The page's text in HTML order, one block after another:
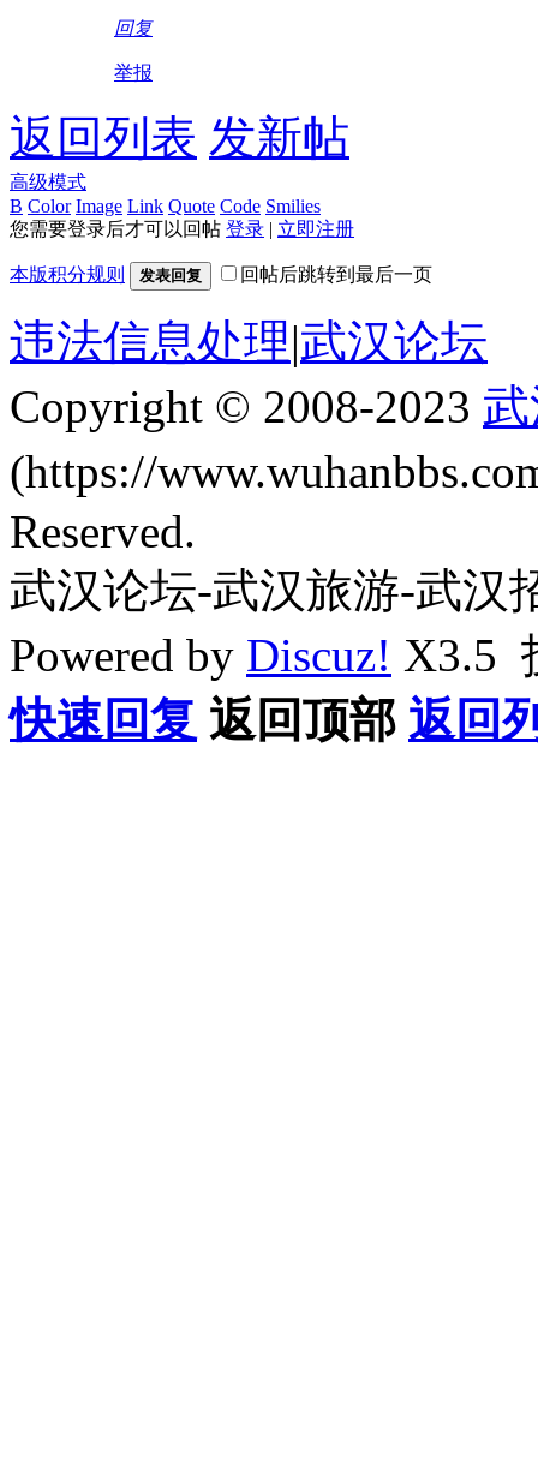
回复
举报
返回列表 发新帖
高级模式
B Color Image Link Quote Code Smilies
您需要登录后才可以回帖 登录 | 立即注册
本版积分规则 发表回复 回帖后跳转到最后一页
违法信息处理|武汉论坛
Copyright © 2008-2023
(https://
Reserved.
武汉论坛-武汉旅游-武汉
Powered by Discuz! X3.5
快速回复 返回顶部 返回